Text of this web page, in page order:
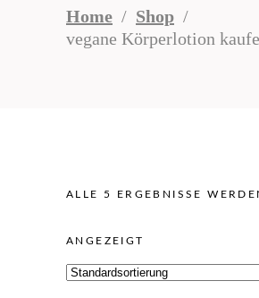
Home / Shop /
vegane Körperlotion
ALLE 5 ERGEBNISSE
ANGEZEIGT